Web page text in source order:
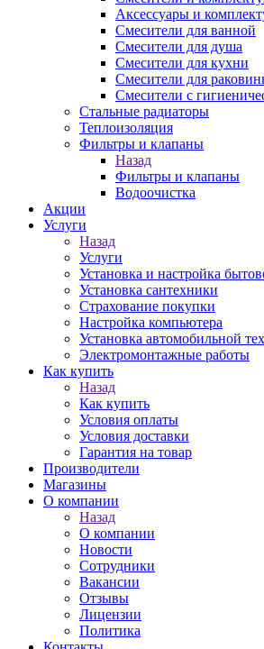
Аксессуары и
Смесители для ванной
Смесители для душа
Смесители для кухни
Смесители для
Смесители с
Стальные радиаторы
Теплоизоляция
Фильтры и клапаны
Назад
Фильтры и клапаны
Водоочистка
Акции
Услуги
Назад
Услуги
Установка и настройка
Установка сантехники
Страхование покупки
Настройка компьютера
Установка автомобильной
Электромонтажные работы
Как купить
Назад
Как купить
Условия оплаты
Условия доставки
Гарантия на товар
Производители
Магазины
О компании
Назад
О компании
Новости
Сотрудники
Вакансии
Отзывы
Лицензии
Политика